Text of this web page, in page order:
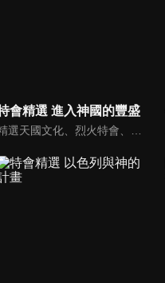
會精選 進入神國的豐盛